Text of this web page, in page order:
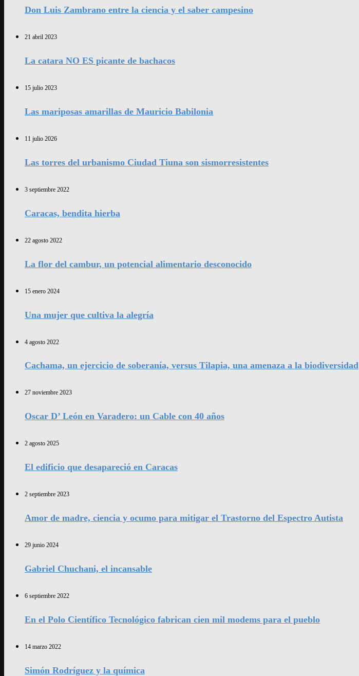
Don Luis Zambrano entre la ciencia y el saber campesino
21 abril 2023
La catara NO ES picante de bachacos
15 julio 2023
Las mariposas amarillas de Mauricio Babilonia
11 julio 2026
Las torres del urbanismo Ciudad Tiuna son sismorresistentes
3 septiembre 2022
Caracas, bendita hierba
22 agosto 2022
La flor del cambur, un potencial alimentario desconocido
15 enero 2024
Una mujer que cultiva la alegría
4 agosto 2022
Cachama, un ejercicio de soberanía, versus Tilapia, una amenaza a la biodiversidad
27 noviembre 2023
Oscar D’ León en Varadero: un Cable con 40 años
2 agosto 2025
El edificio que desapareció en Caracas
2 septiembre 2023
Amor de madre, ciencia y ocumo para mitigar el Trastorno del Espectro Autista
29 junio 2024
Gabriel Chuchani, el incansable
6 septiembre 2022
En el Polo Científico Tecnológico fabrican cien mil modems para el pueblo
14 marzo 2022
Simón Rodríguez y la química